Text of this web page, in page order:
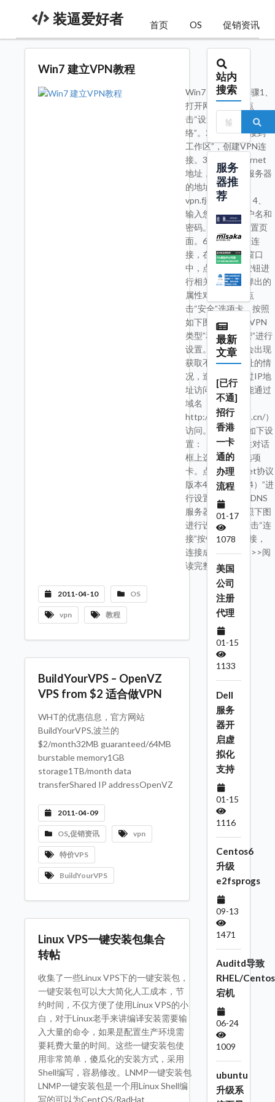
装逼爱好者 首页 OS 促销资讯
Win7 建立VPN教程
Win7 建立VPN步骤1、
打开网络连接，点
击“设置新的连接或网
络”。2、选择“连接到
工作区”，创建VPN连
接。3、输入Internet
地址，学校VPN服务器
的地址是：
vpn.fjut.edu.cn 。4、
输入您的VPN用户名和
密码。5、关闭设置页
面。6、点击VPN连
接，在VPN连接窗口
中，点击“属性”按钮进
行相关设置。在弹出的
属性对话框中，点
击“安全”选项卡，按照
如下图所示的对“VPN
类型”和“数据加密”进行
设置。部分电脑会出现
获取不到DNS地址的情
况，造成只能通过IP地
址访问网站而不能通过
域名（如
http://lib.fjut.edu.cn/）
访问。 需要进行如下设
置： （1）在属性对话
框上选择“网络”选项
卡。点击“Internet协议
版本4（TCP/IPv4）”进
行设置。（2）将DNS
服务器的地址按照下图
进行设置。7、点击“连
接”按钮，进行连接，
连接成功后即 ---->>阅
读完整内容
2011-04-10 OS
vpn 教程
BuildYourVPS – OpenVZ
VPS from $2 适合做VPN
WHT的优惠信息，官方网站
BuildYourVPS,波兰的
$2/month32MB guaranteed/64MB
burstable memory1GB
storage1TB/month data
transferShared IP addressOpenVZ
2011-04-09
OS,促销资讯 vpn
特价VPS
BuildYourVPS
Linux VPS一键安装包集合
转帖
收集了一些Linux VPS下的一键安装包，
一键安装包可以大大简化人工成本，节
约时间，不仅方便了使用Linux VPS的小
白，对于Linux老手来讲编译安装需要输
入大量的命令，如果是配置生产环境需
要耗费大量的时间。这些一键安装包使
用非常简单，傻瓜化的安装方式，采用
Shell编写，容易修改。LNMP一键安装包
LNMP一键安装包是一个用Linux Shell编
写的可以为CentOS/RadHat、
站内
搜索
服务
器推
荐
最新
文章
[已行
不通]
招行
香港
一卡
通的
办理
流程
01-17
1078
美国
公司
注册
代理
01-15
1133
Dell
服务
器开
启虚
拟化
支持
01-15
1116
Centos6
升级
e2fsprogs
09-13
1471
Auditd导致
RHEL/Centos
宕机
06-24
1009
ubuntu
升级系